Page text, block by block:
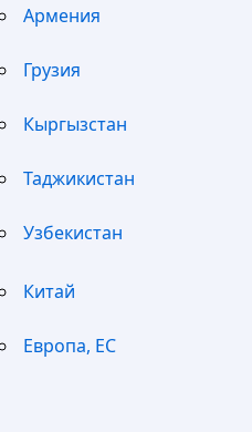
Армения
Грузия
Кыргызстан
Таджикистан
Узбекистан
Китай
Европа, ЕС